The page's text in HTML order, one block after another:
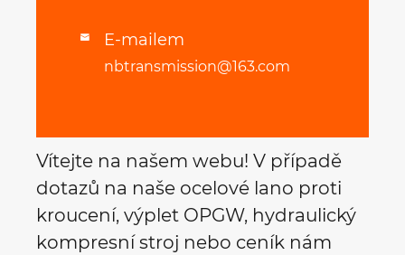
 E-mailem
nbtransmission@163.com
Vítejte na našem webu! V případě
dotazů na naše ocelové lano proti
kroucení, výplet OPGW, hydraulický
kompresní stroj nebo ceník nám